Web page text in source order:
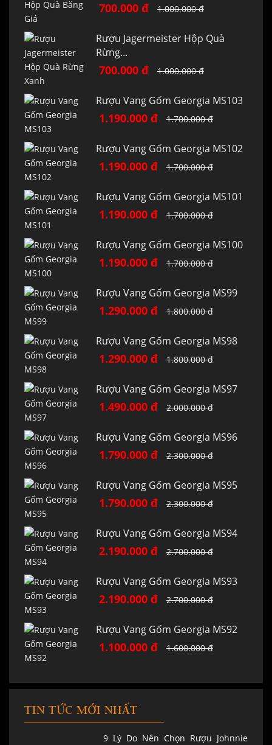
700.000 đ 1.000.000 đ
Rượu Jagermeister Hộp Quà
Rừng...
700.000 đ 1.000.000 đ
Rượu Vang Gốm Georgia MS103
1.190.000 đ 1.700.000 đ
Rượu Vang Gốm Georgia MS102
1.190.000 đ 1.700.000 đ
Rượu Vang Gốm Georgia MS101
1.190.000 đ 1.700.000 đ
Rượu Vang Gốm Georgia MS100
1.190.000 đ 1.700.000 đ
Rượu Vang Gốm Georgia MS99
1.290.000 đ 1.800.000 đ
Rượu Vang Gốm Georgia MS98
1.290.000 đ 1.800.000 đ
Rượu Vang Gốm Georgia MS97
1.490.000 đ 2.000.000 đ
Rượu Vang Gốm Georgia MS96
1.790.000 đ 2.300.000 đ
Rượu Vang Gốm Georgia MS95
1.790.000 đ 2.300.000 đ
Rượu Vang Gốm Georgia MS94
2.190.000 đ 2.700.000 đ
Rượu Vang Gốm Georgia MS93
2.190.000 đ 2.700.000 đ
Rượu Vang Gốm Georgia MS92
1.100.000 đ 1.600.000 đ
TIN TỨC MỚI NHẤT
9 Lý Do Nên Chọn Rượu Johnnie